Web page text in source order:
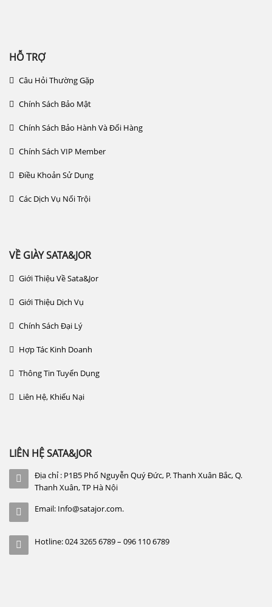
HỖ TRỢ
Câu Hỏi Thường Gặp
Chính Sách Bảo Mật
Chính Sách Bảo Hành Và Đổi Hàng
Chính Sách VIP Member
Điều Khoản Sử Dụng
Các Dịch Vụ Nổi Trội
VỀ GIÀY SATA&JOR
Giới Thiệu Về Sata&jor
Giới Thiệu Dịch Vụ
Chính Sách Đại Lý
Hợp Tác Kinh Doanh
Thông Tin Tuyển Dụng
Liên Hệ, Khiếu Nại
LIÊN HỆ SATA&JOR
Địa chỉ : P1B5 Phố Nguyễn Quý Đức, P. Thanh Xuân Bắc, Q.
Thanh Xuân, TP Hà Nội
Email: Info@satajor.com.
Hotline: 024 3265 6789 – 096 110 6789